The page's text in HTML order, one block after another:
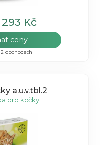
293 Kč
ceny
obchodech
a.u.v.tbl.2
pro kočky